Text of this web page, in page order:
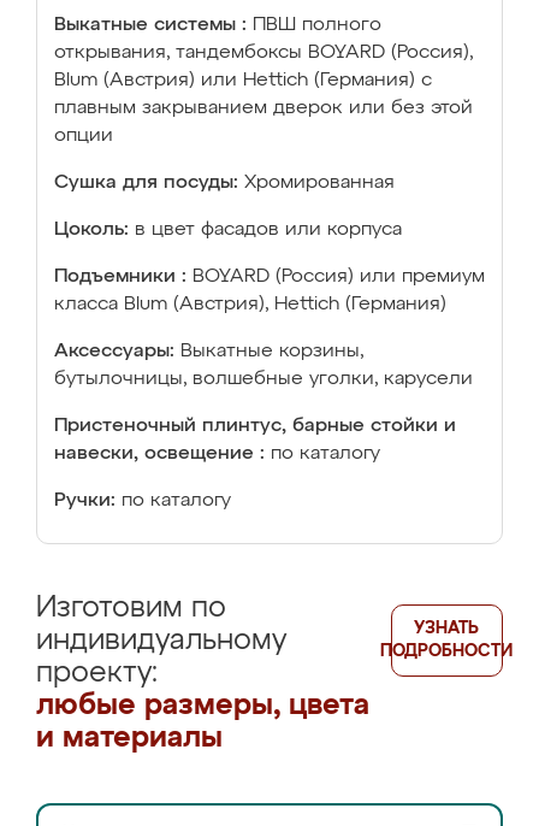
Выкатные системы :
ПВШ полного
открывания, тандембоксы BOYARD (Россия),
Blum (Австрия) или Hettich (Германия) с
плавным закрыванием дверок или без этой
опции
Сушка для посуды: Хромированная
Цоколь: в цвет фасадов или корпуса
Подъемники : BOYARD (Россия) или премиум
класса Blum (Австрия), Hettich (Германия)
Аксессуары: Выкатные корзины,
бутылочницы, волшебные уголки, карусели
Пристеночный плинтус, барные стойки и
навески, освещение : по каталогу
Ручки: по каталогу
Изготовим по
индивидуальному
проекту:
любые размеры, цвета
и материалы
УЗНАТЬ
ПОДРОБНОСТИ